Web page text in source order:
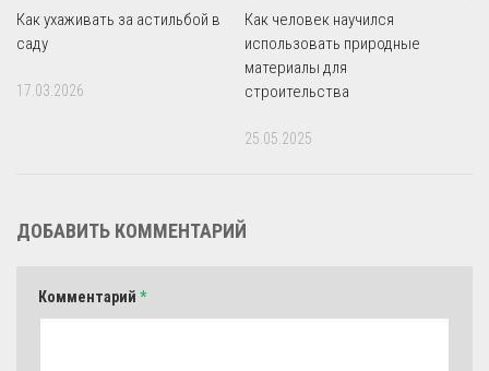
Как ухаживать за астильбой в
саду
17.03.2026
Как человек научился
использовать природные
материалы для
строительства
25.05.2025
ДОБАВИТЬ КОММЕНТАРИЙ
Комментарий *